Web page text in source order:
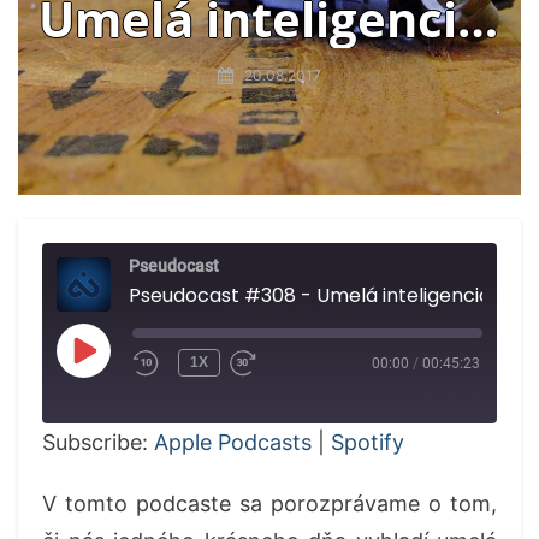
Umelá inteligencia,
regulovanie nikotínu
v cigaretách
20.08.2017
Pseudocast
PLAY
EPISODE
1X 00:00 / 00:45:23
Subscribe: Apple Podcasts Spotify
V tomto podcaste sa porozprávame o tom,